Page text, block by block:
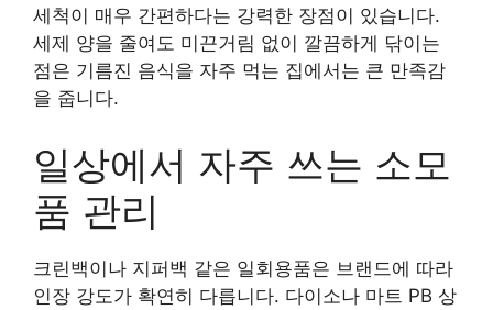
세척이 매우 간편하다는 강력한 장점이 있습니다.
세제 양을 줄여도 미끈거림 없이 깔끔하게 닦이는
점은 기름진 음식을 자주 먹는 집에서는 큰 만족감
을 줍니다.
일상에서 자주 쓰는 소모
품 관리
크린백이나 지퍼백 같은 일회용품은 브랜드에 따라
인장 강도가 확연히 다릅니다. 다이소나 마트 PB 상